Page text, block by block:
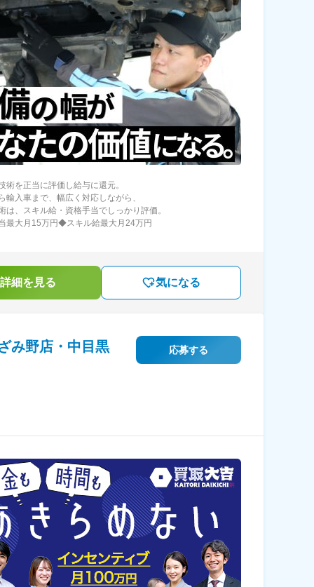
術を正当に評価し給与に還元。
輸入車まで、幅広く対応しながら、
は、スキル給・資格手当でしっかり評価。
最大月15万円◆スキル給最大月24万円
細を見る 気になる
み野店・中目黒 応募する